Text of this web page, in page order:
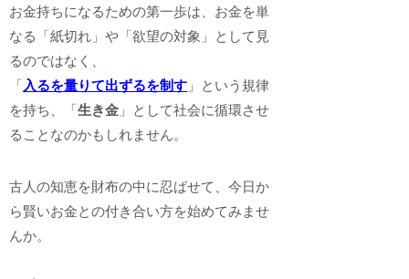
お金持ちになるための第一歩は、お金を単
なる「紙切れ」や「欲望の対象」として見
るのではなく、
「 入るを量りて出ずるを制す 」という規律
を持ち、「生き金 」として社会に循環させ
ることなのかもしれません。
古人の知恵を財布の中に忍ばせて、今日か
ら賢いお金との付き合い方を始めてみませ
んか。